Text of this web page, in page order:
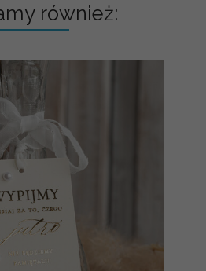
również: